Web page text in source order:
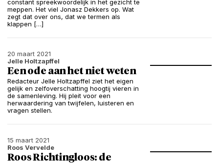
constant spreekwoordelijk in het gezicht te
meppen. Het viel Jonasz Dekkers op. Wat
zegt dat over ons, dat we termen als
klappen […]
20 maart 2021
Jelle Holtzapffel
Een ode aan het niet weten
Redacteur Jelle Holtzapffel ziet het eigen
gelijk en zelfoverschatting hoogtij vieren in
de samenleving. Hij pleit voor een
herwaardering van twijfelen, luisteren en
vragen stellen.
15 maart 2021
Roos Vervelde
Roos Richtingloos: de